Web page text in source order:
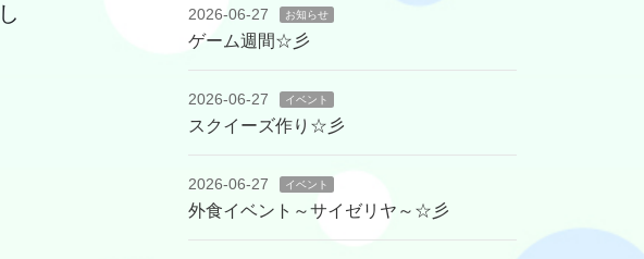
2026-06-27 お知らせ
ゲーム週間☆彡
2026-06-27 イベント
スクイーズ作り☆彡
2026-06-27 イベント
外食イベント～サイゼリヤ～☆彡